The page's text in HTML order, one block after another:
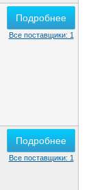
Подробнее
Все поставщики: 1
Подробнее
Все поставщики: 1